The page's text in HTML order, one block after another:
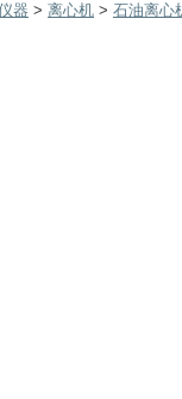
器 > 离心机 > 石油离心